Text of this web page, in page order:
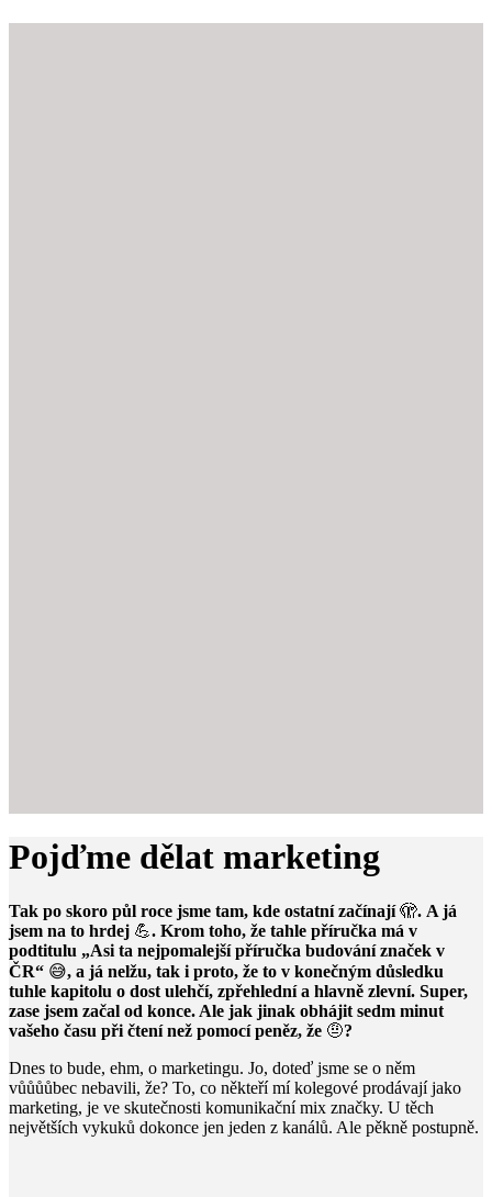
Pojďme dělat marketing
Tak po skoro půl roce jsme tam, kde ostatní začínají🫣. A já
jsem na to hrdej 💪. Krom toho, že tahle příručka má v
podtitulu „Asi ta nejpomalejší příručka budování značek v
ČR“ 😅, a já nelžu, tak i proto, že to v konečným důsledku
tuhle kapitolu o dost ulehčí, zpřehlední a hlavně zlevní. Super,
zase jsem začal od konce. Ale jak jinak obhájit sedm minut
vašeho času při čtení než pomocí peněz, že 🤨?
Dnes to bude, ehm, o marketingu. Jo, doteď jsme se o něm
vůůůůbec nebavili, že? To, co někteří mí kolegové prodávají jako
marketing, je ve skutečnosti komunikační mix značky. U těch
největších vykuků dokonce jen jeden z kanálů. Ale pěkně postupně.